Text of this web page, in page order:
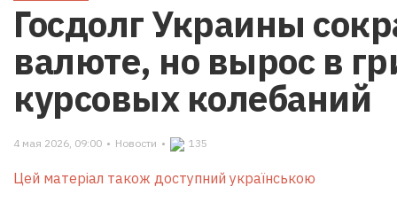
Госдолг Украины
валюте, но вырос в
курсовых колебаний
4 мая 2026, 09:00 • Новости • 135
Цей матеріал також доступний українською